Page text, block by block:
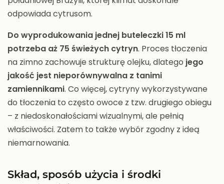
odpowiada cytrusom.
Do wyprodukowania jednej buteleczki 15 ml
potrzeba aż 75 świeżych cytryn. Proces tłoczenia
na zimno zachowuje strukturę olejku, dlatego jego
jakość jest nieporównywalna z tanimi
zamiennikami. Co więcej, cytryny wykorzystywane
do tłoczenia to często owoce z tzw. drugiego obiegu
– z niedoskonałościami wizualnymi, ale pełnią
właściwości. Zatem to także wybór zgodny z ideą
niemarnowania.
Skład, sposób użycia i środki